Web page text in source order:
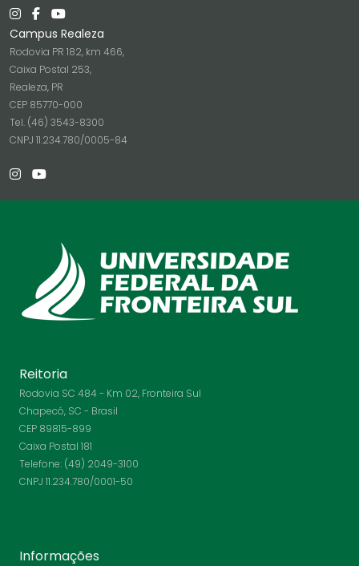
Campus Realeza
Rodovia PR 182, km 466,
Caixa Postal 253,
Realeza, PR
CEP 85770-000
Tel. (46) 3543-8300
CNPJ 11.234.780/0005-84
Reitoria
Rodovia SC 484 - Km 02, Fronteira Sul
Chapecó, SC - Brasil
CEP 89815-899
Caixa Postal 181
Telefone: (49) 2049-3100
CNPJ 11.234.780/0001-50
Informações